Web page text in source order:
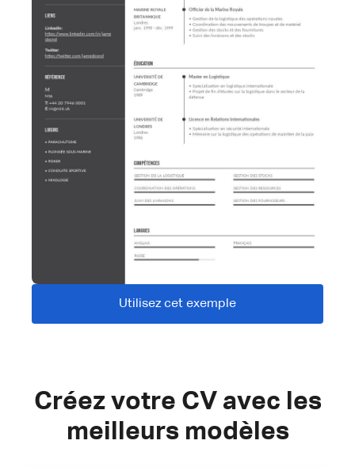
Utilisez cet exemple
Créez votre CV avec les
meilleurs modèles